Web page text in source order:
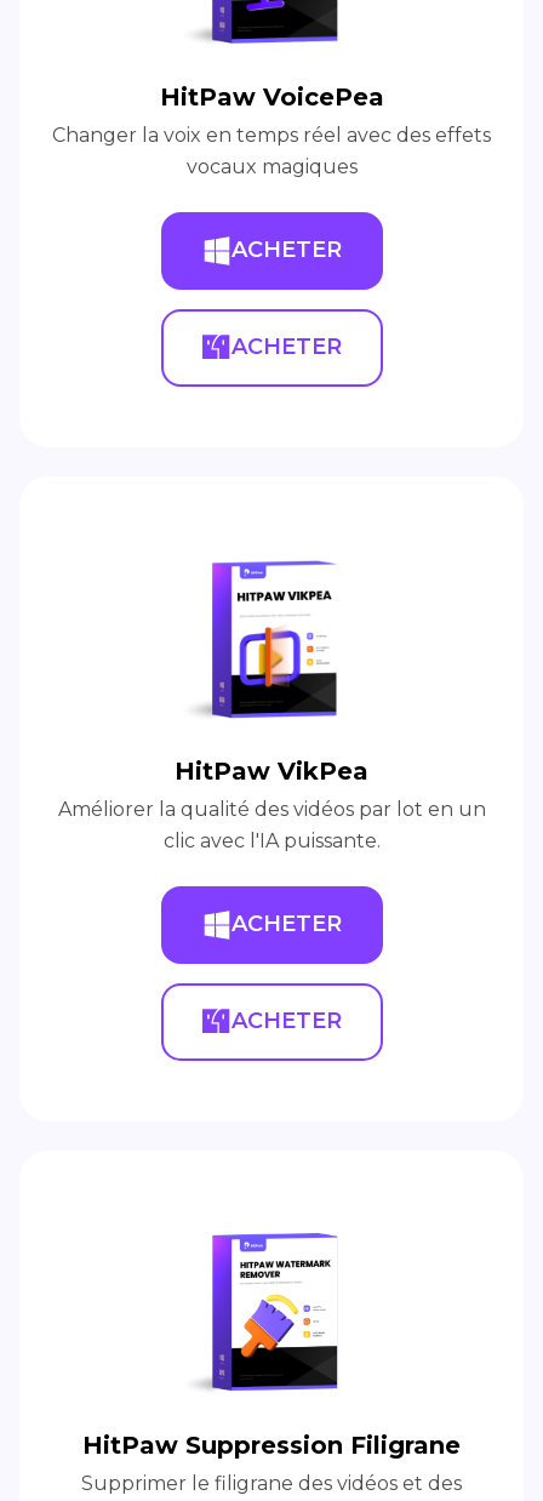
HitPaw VoicePea
Changer la voix en temps réel avec des effets
vocaux magiques
ACHETER
ACHETER
HitPaw VikPea
Améliorer la qualité des vidéos par lot en un
clic avec l'IA puissante.
ACHETER
ACHETER
HitPaw Suppression Filigrane
Supprimer le filigrane des vidéos et des